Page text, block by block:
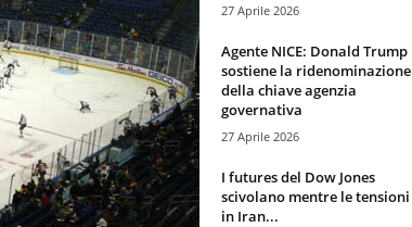
27 Aprile 2026
Agente NICE: Donald Trump
sostiene la ridenominazione
della chiave agenzia
governativa
27 Aprile 2026
I futures del Dow Jones
scivolano mentre le tensioni
in Iran...